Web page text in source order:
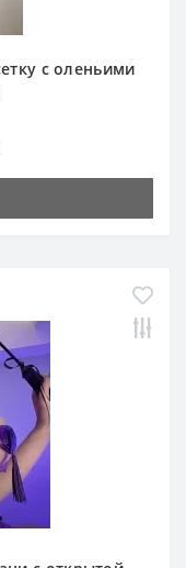
с оленьими